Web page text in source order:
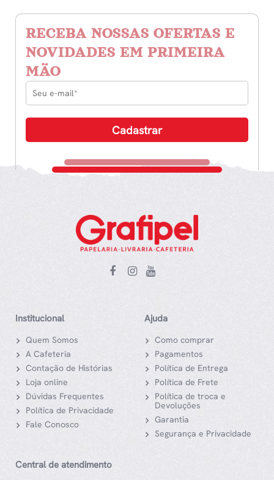
RECEBA NOSSAS OFERTAS E
NOVIDADES EM PRIMEIRA
MÃO
Institucional
Quem Somos
A Cafeteria
Contação de Histórias
Loja online
Dúvidas Frequentes
Política de Privacidade
Fale Conosco
Ajuda
Como comprar
Pagamentos
Política de Entrega
Política de Frete
Política de troca e
Devoluções
Garantia
Segurança e Privacidade
Central de atendimento